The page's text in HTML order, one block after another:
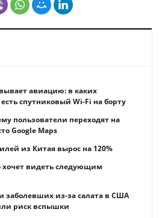
авиацию: в каких
спутниковый Wi-Fi на борту
пользователи переходят на
Google Maps
из Китая вырос на 120%
хочет видеть следующим
заболевших из-за салата в США
риск вспышки